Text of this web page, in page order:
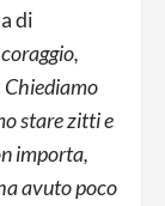
di
Chiediamo
stare zitti e
importa,
avuto poco